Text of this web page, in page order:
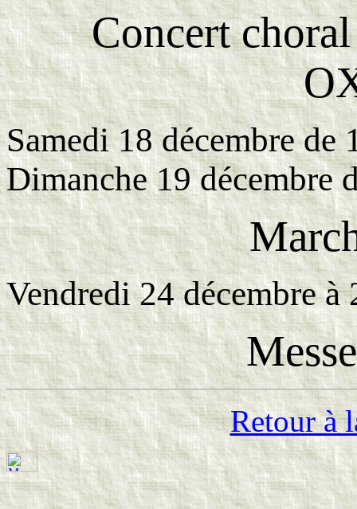
Concert
Samedi 18 décembre de
Dimanche 19 décembre
Vendredi 24 décembre à
Retour à